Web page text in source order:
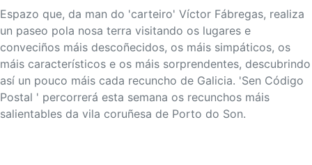
Espazo que, da man do 'carteiro' Víctor Fábregas, realiza
un paseo pola nosa terra visitando os lugares e
conveciños máis descoñecidos, os máis simpáticos, os
máis característicos e os máis sorprendentes, descubrindo
así un pouco máis cada recuncho de Galicia. 'Sen Código
Postal ' percorrerá esta semana os recunchos máis
salientables da vila coruñesa de Porto do Son.